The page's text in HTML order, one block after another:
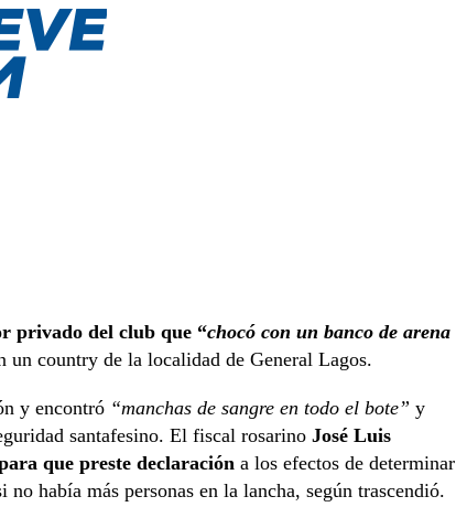
privado del club que “chocó con un banco de arena
country de la localidad de General Lagos.
y encontró “manchas de sangre en todo el bote” y
santafesino. El fiscal rosarino José Luis
que preste declaración a los efectos de determinar
había más personas en la lancha, según trascendió.